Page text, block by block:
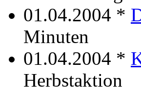
01.04.2004 *
Minuten
01.04.2004 *
Herbstaktion